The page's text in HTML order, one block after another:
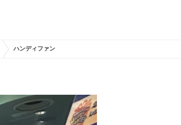
ハンディファン